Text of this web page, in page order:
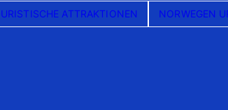
ATTRAKTIONEN NORWEGEN